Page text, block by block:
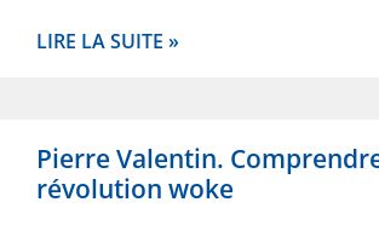
LIRE LA SUITE »
Pierre Valentin.
révolution woke